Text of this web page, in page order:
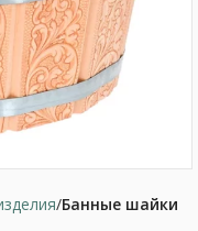
Банные шайки